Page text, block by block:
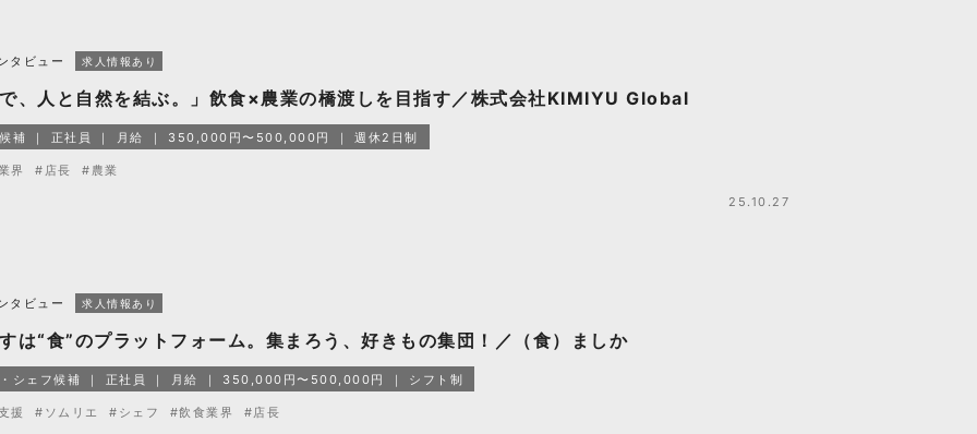
タビュー 求人情報あり
、人と自然を結ぶ。」飲食×農業の橋渡しを目指す／株式会社KIMIYU Global
補 正社員 月給 350,000円〜500,000円 週休2日制
界 #店長 #農業
25.10.27
タビュー 求人情報あり
は“食”のプラットフォーム。集まろう、好きもの集団！／（食）ましか
シェフ候補 正社員 月給 350,000円〜500,000円 シフト制
援 #ソムリエ #シェフ #飲食業界 #店長